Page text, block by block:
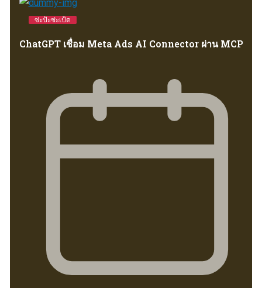
ซ่ะป้ะซ่ะเป้ด
ChatGPT เชื่อม Meta Ads AI Connector ผ่าน MCP